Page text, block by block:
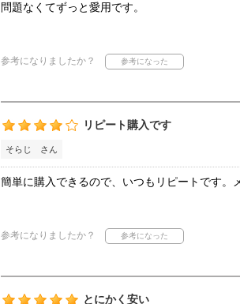
問題なくてずっと愛用です。
参考になりましたか？
リピート購入です
そらじ さん
簡単に購入できるので、いつもリピートです。
参考になりましたか？
とにかく安い